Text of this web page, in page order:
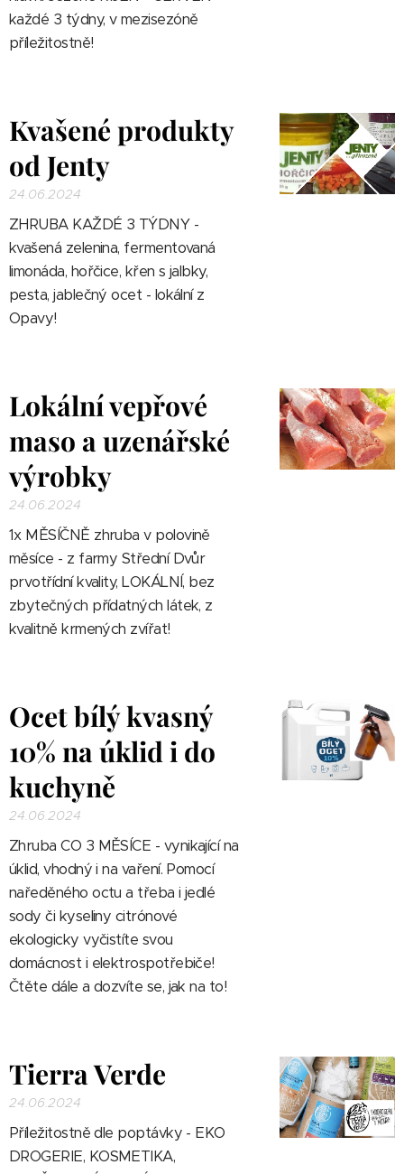
každé 3 týdny, v mezisezóně
příležitostně!
Kvašené produkty
od Jenty
24.06.2024
ZHRUBA KAŽDÉ 3 TÝDNY -
kvašená zelenina, fermentovaná
limonáda, hořčice, křen s jalbky,
pesta, jablečný ocet - lokální z
Opavy!
Lokální vepřové
maso a uzenářské
výrobky
24.06.2024
1x MĚSÍČNĚ zhruba v polovině
měsíce - z farmy Střední Dvůr
prvotřídní kvality, LOKÁLNÍ, bez
zbytečných přídatných látek, z
kvalitně krmených zvířat!
Ocet bílý kvasný
10% na úklid i do
kuchyně
24.06.2024
Zhruba CO 3 MĚSÍCE - vynikající na
úklid, vhodný i na vaření. Pomocí
naředěného octu a třeba i jedlé
sody či kyseliny citrónové
ekologicky vyčistíte svou
domácnost i elektrospotřebiče!
Čtěte dále a dozvíte se, jak na to!
Tierra Verde
24.06.2024
Příležitostně dle poptávky - EKO
DROGERIE, KOSMETIKA,